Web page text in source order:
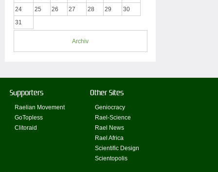
24
25 26 27 28 29
30
31
Archiv
Supporters
Raelian Movement
GoTopless
Clitoraid
Other Sites
Geniocracy
Rael-Science
Rael News
Rael Africa
Scientific Design
Scientopolis